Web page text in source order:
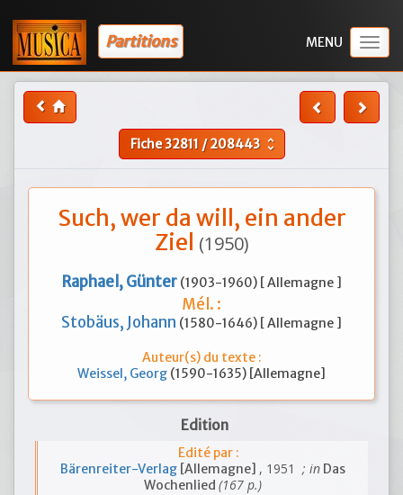
Partitions
Fiche32811/208443 unfold_more
Such, wer da will, ein ander
Ziel (1950)
Raphael, Günter (1903-1960) [ Allemagne ]
Mél. :
Stobäus, Johann (1580-1646) [ Allemagne ]
Auteur(s) du texte :
Weissel, Georg (1590-1635) [Allemagne]
Edition
Edité par :
Bärenreiter-Verlag [Allemagne] , 1951 ; in Das
Wochenlied (167 p.)